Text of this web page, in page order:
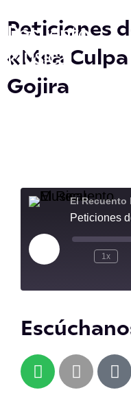
al
contenido
Recuento
Musical
Peticiones
«Mea
Gojira
El Recuento
Reproducir
episodio
1x
S
p
A
p
A
m